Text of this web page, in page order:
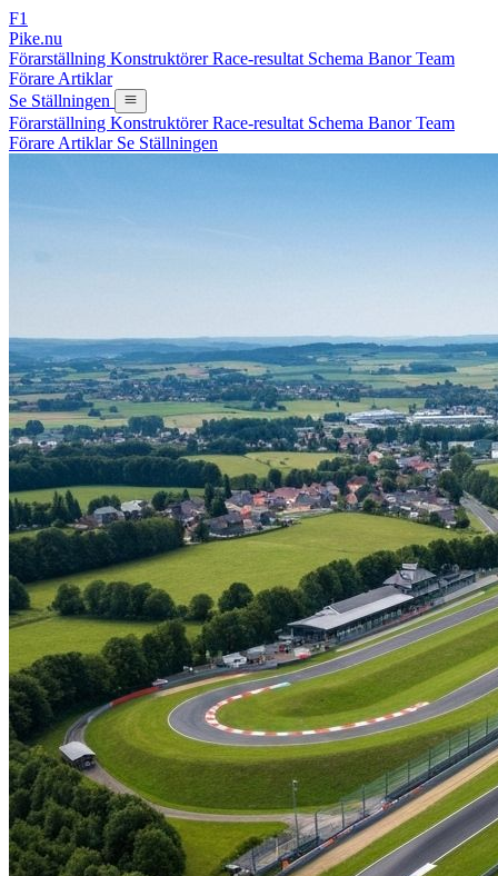
F1
Pike.nu
Förarställning KonstruktörerRace-resultat Schema BanorTeam
Förare Artiklar
Se Ställningen
Förarställning KonstruktörerRace-resultat Schema BanorTeam
Förare Artiklar Se Ställningen